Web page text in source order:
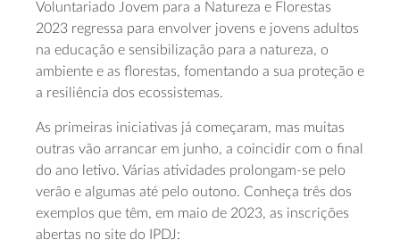
Voluntariado Jovem para a Natureza e Florestas
2023 regressa para envolver jovens e jovens adultos
na educação e sensibilização para a natureza, o
ambiente e as florestas, fomentando a sua proteção e
a resiliência dos ecossistemas.
As primeiras iniciativas já começaram, mas muitas
outras vão arrancar em junho, a coincidir com o final
do ano letivo. Várias atividades prolongam-se pelo
verão e algumas até pelo outono. Conheça três dos
exemplos que têm, em maio de 2023, as inscrições
abertas no site do IPDJ: